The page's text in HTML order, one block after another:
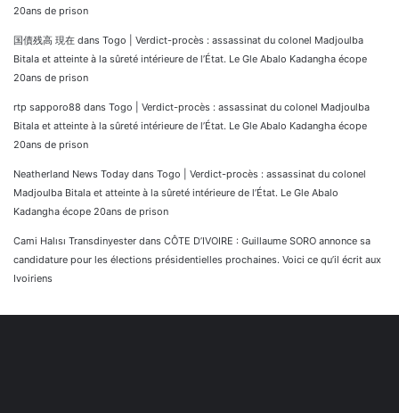
20ans de prison
国債残高 現在 dans Togo | Verdict-procès : assassinat du colonel Madjoulba
Bitala et atteinte à la sûreté intérieure de l’État. Le Gle Abalo Kadangha écope
20ans de prison
rtp sapporo88 dans Togo | Verdict-procès : assassinat du colonel Madjoulba
Bitala et atteinte à la sûreté intérieure de l’État. Le Gle Abalo Kadangha écope
20ans de prison
Neatherland News Today dans Togo | Verdict-procès : assassinat du colonel
Madjoulba Bitala et atteinte à la sûreté intérieure de l’État. Le Gle Abalo
Kadangha écope 20ans de prison
Cami Halısı Transdinyester dans CÔTE D’IVOIRE : Guillaume SORO annonce sa
candidature pour les élections présidentielles prochaines. Voici ce qu’il écrit aux
Ivoiriens